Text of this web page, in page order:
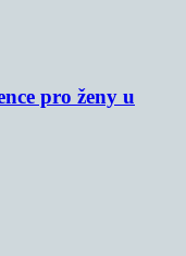
pro ženy u